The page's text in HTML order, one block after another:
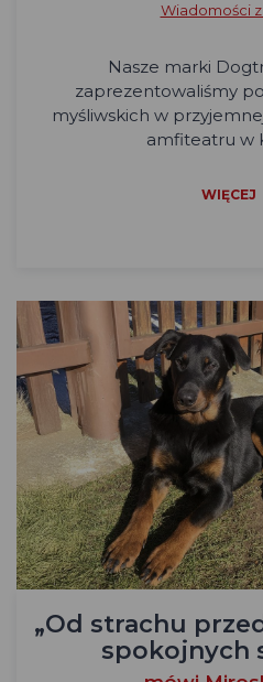
Wiadomości
Nasze marki
zaprezentowaliśmy
myśliwskich w
amfiteatru w
WIĘCEJ
„Od strachu
spokojnych